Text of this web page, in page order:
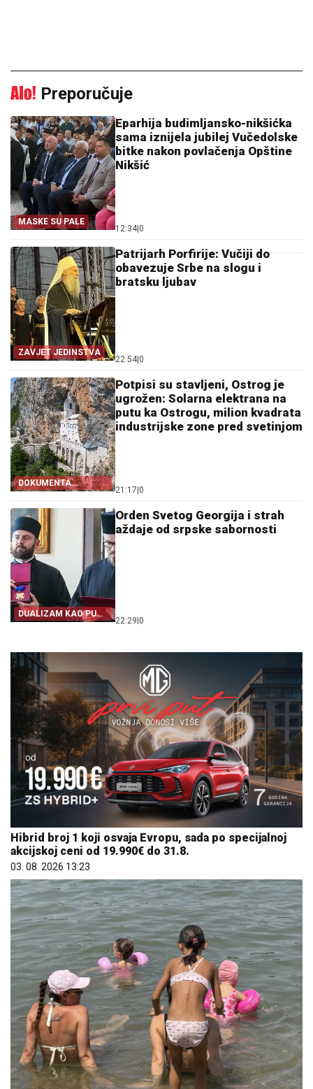
Preporučuje
MASKE SU PALE
Eparhija budimljansko-nikšićka
sama iznijela jubilej Vučedolske
bitke nakon povlačenja Opštine
Nikšić
12:34 0
ZAVJET JEDINSTVA
Patrijarh Porfirije: Vučiji do
obavezuje Srbe na slogu i
bratsku ljubav
22:54 0
DOKUMENTA
OTKRIVAJU
Potpisi su stavljeni, Ostrog je
ugrožen: Solarna elektrana na
putu ka Ostrogu, milion kvadrata
industrijske zone pred svetinjom
21:17 0
DUALIZAM KAO PUT
IZ SRPSTVA
Orden Svetog Georgija i strah
aždaje od srpske sabornosti
22:29 0
Hibrid broj 1 koji osvaja Evropu, sada po specijalnoj
akcijskoj ceni od 19.990€ do 31.8.
03. 08. 2026 13:23